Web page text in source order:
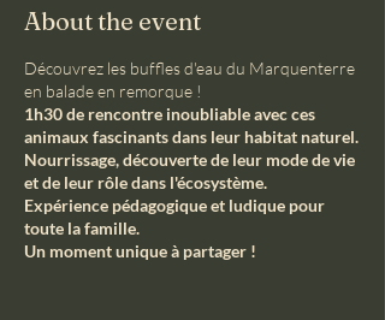
About the event
Découvrez les buffles d'eau du Marquenterre
en balade en remorque !
1h30 de rencontre inoubliable avec ces
animaux fascinants dans leur habitat naturel.
Nourrissage, découverte de leur mode de vie
et de leur rôle dans l'écosystème.
Expérience pédagogique et ludique pour
toute la famille.
Un moment unique à partager !